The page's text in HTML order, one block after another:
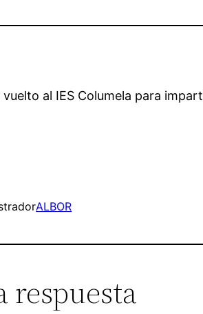
al IES Columela para
ALBOR
respuesta